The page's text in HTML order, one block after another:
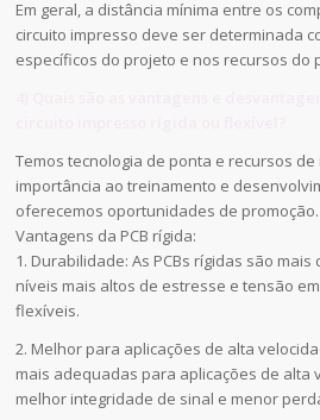
Em geral, a distância mínima entre os
circuito impresso deve ser determinada
específicos do projeto e nos recursos do
Temos tecnologia de ponta e recursos
importância ao treinamento e
oferecemos oportunidades de promoção.
Vantagens da PCB rígida:
1. Durabilidade: As PCBs rígidas são
níveis mais altos de estresse e tensão
flexíveis.
2. Melhor para aplicações de alta
mais adequadas para aplicações de alta
melhor integridade de sinal e menor